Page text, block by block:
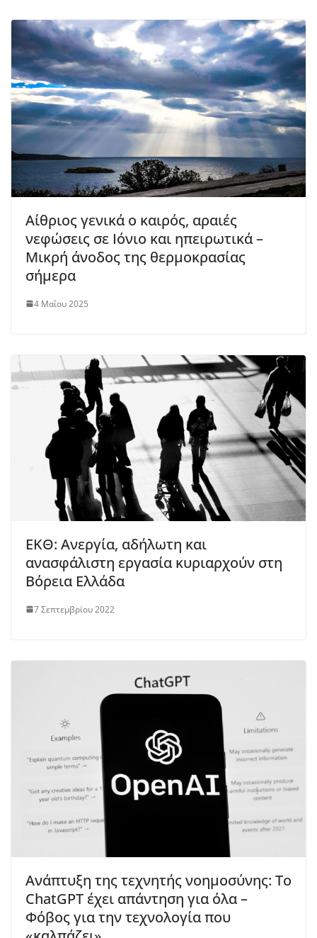
Aίθριος γενικά ο καιρός, αραιές
νεφώσεις σε Ιόνιο και ηπειρωτικά –
Μικρή άνοδος της θερμοκρασίας
σήμερα
4 Μαΐου 2025
ΕΚΘ: Ανεργία, αδήλωτη και
ανασφάλιστη εργασία κυριαρχούν στη
Βόρεια Ελλάδα
7 Σεπτεμβρίου 2022
Ανάπτυξη της τεχνητής νοημοσύνης: Το
ChatGPT έχει απάντηση για όλα –
Φόβος για την τεχνολογία που